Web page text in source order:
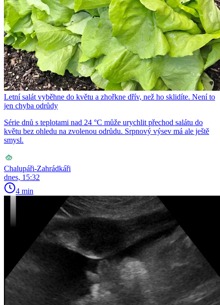
Letní salát vyběhne do květu a zhořkne dřív, než ho sklidíte. Není to
jen chyba odrůdy
Série dnů s teplotami nad 24 °C může urychlit přechod salátu do
květu bez ohledu na zvolenou odrůdu. Srpnový výsev má ale ještě
smysl.
Chalupáři-Zahrádkáři
dnes, 15:32
4 min